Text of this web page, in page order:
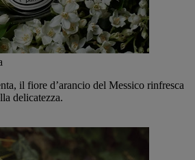
il fiore d’arancio del Messico rinfresca
delicatezza.